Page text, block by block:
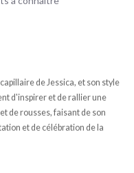
de Jessica, et son style
d'inspirer et de rallier une
de rousses, faisant de son
et de célébration de la